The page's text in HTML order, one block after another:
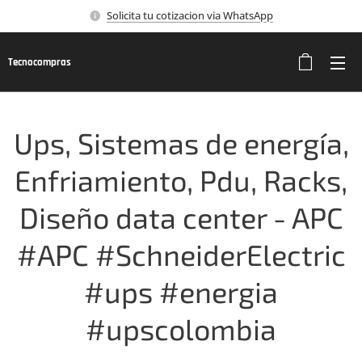
Solicita tu cotizacion via WhatsApp
Tecnocompras
Ups, Sistemas de energía,
Enfriamiento, Pdu, Racks,
Diseño data center - APC
#APC #SchneiderElectric
#ups #energia
#upscolombia